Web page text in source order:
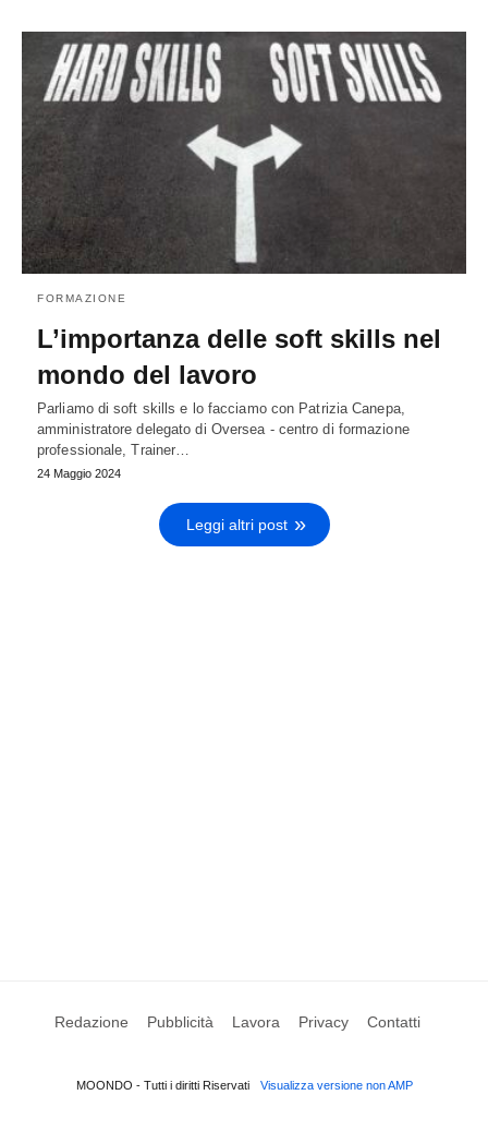
FORMAZIONE
L’importanza delle soft skills nel
mondo del lavoro
Parliamo di soft skills e lo facciamo con Patrizia Canepa,
amministratore delegato di Oversea - centro di formazione
professionale, Trainer…
24 Maggio 2024
Leggi altri post
Redazione Pubblicità Lavora Privacy Contatti
MOONDO - Tutti i diritti Riservati Visualizza versione non AMP